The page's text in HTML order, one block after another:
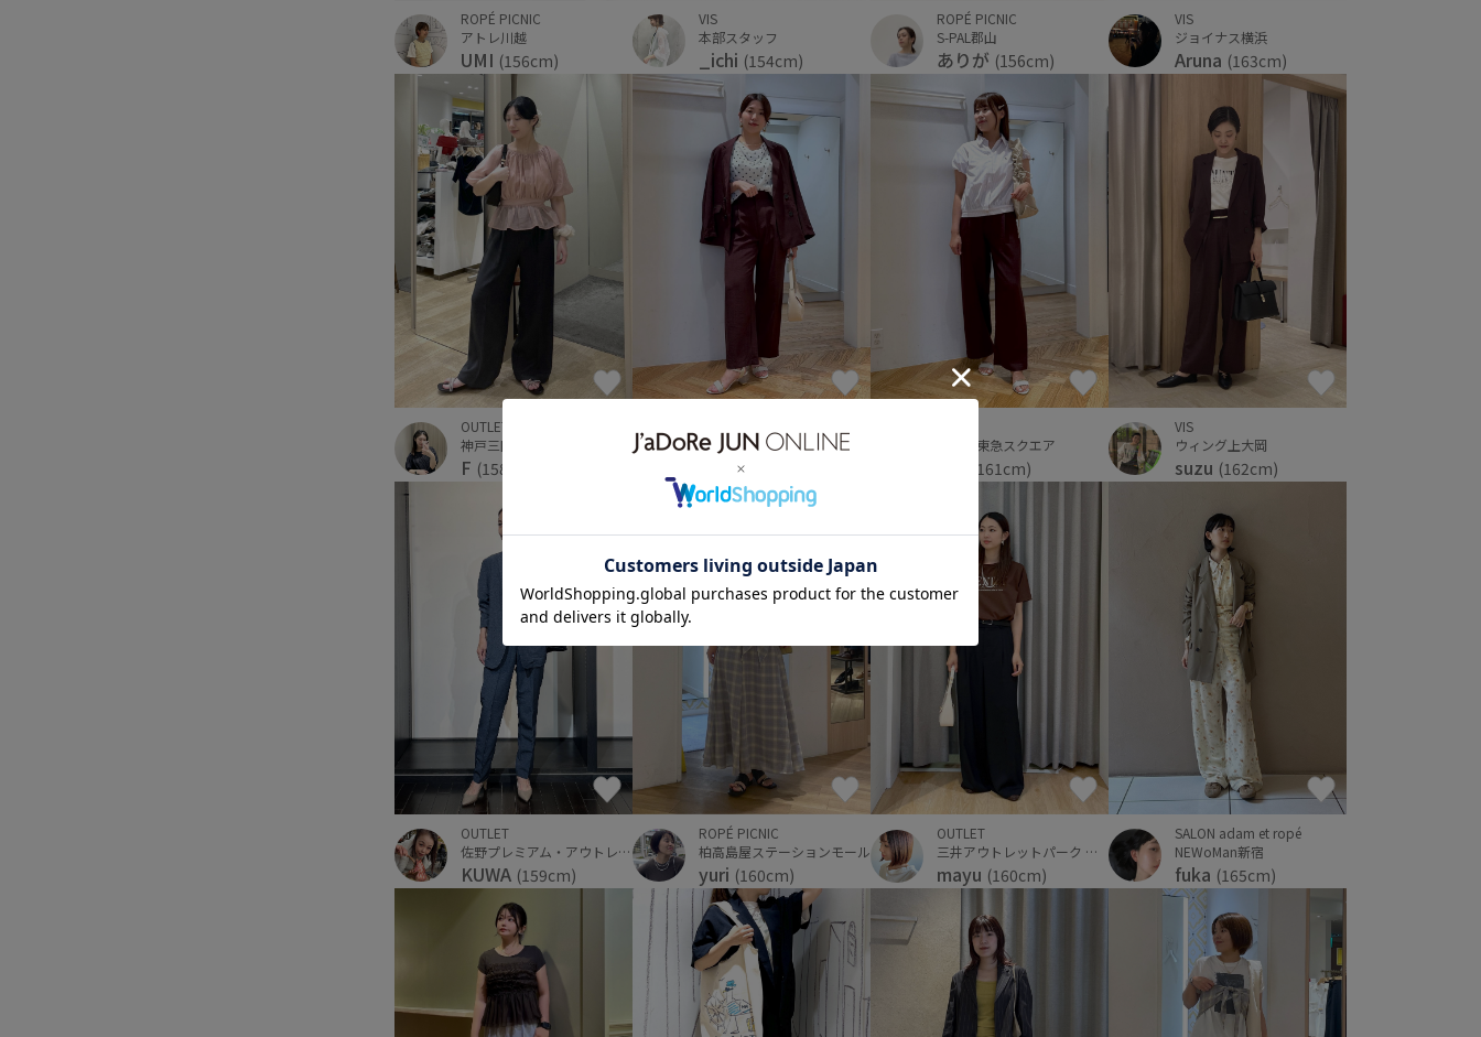
ROPÉ PICNIC
アトレ川越
UMI (156cm)
VIS
本部スタッフ
_ichi (154cm)
ROPÉ PICNIC
S-PAL郡山
ありが (156cm)
VIS
ジョイナス横浜
Aruna (163cm)
OUTLET
F (158cm)
五反田東急スクエア
sa☺︎(157cm)
五反田東急スクエア
(161cm)
VIS
ウィング上大岡
suzu (162cm)
OUTLET
佐野プレミアム・アウトレット
KUWA (159cm)
ROPÉ PICNIC
柏高島屋ステーションモール
yuri (160cm)
OUTLET
三井アウトレットパーク ジャズドリーム長島
mayu (160cm)
SALON adam et ropé
NEWoMan新宿
fuka (165cm)